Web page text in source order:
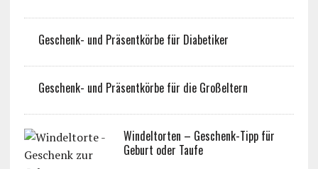
Geschenk- und Präsentkörbe für Diabetiker
Geschenk- und Präsentkörbe für die Großeltern
Windeltorten – Geschenk-Tipp für
Geburt oder Taufe